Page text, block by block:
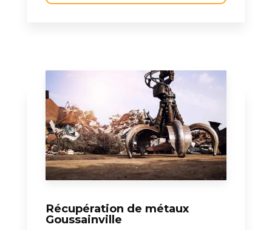
Récupération de métaux
Goussainville